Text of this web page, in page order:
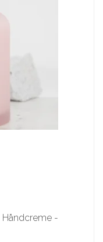
Håndcreme -